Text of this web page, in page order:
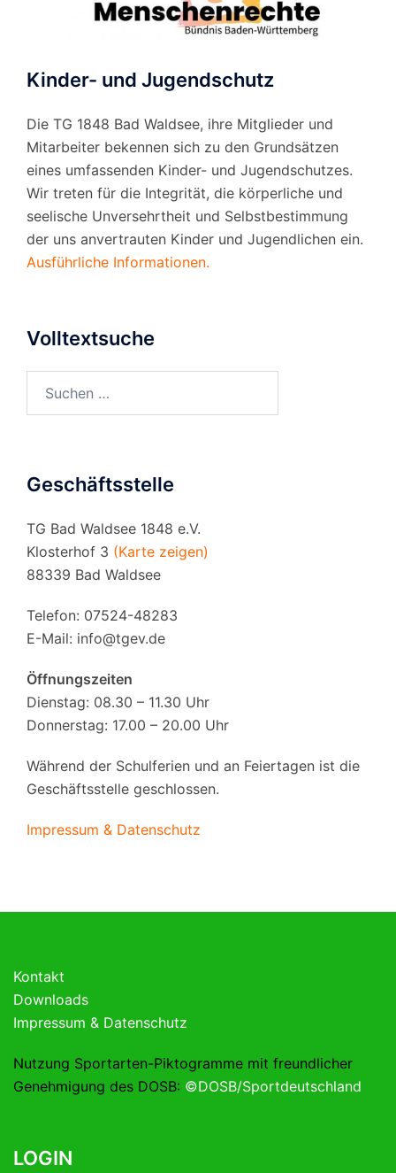
Kinder- und Jugendschutz
Die TG 1848 Bad Waldsee, ihre Mitglieder und
Mitarbeiter bekennen sich zu den Grundsätzen
eines umfassenden Kinder- und Jugendschutzes.
Wir treten für die Integrität, die körperliche und
seelische Unversehrtheit und Selbstbestimmung
der uns anvertrauten Kinder und Jugendlichen ein.
Ausführliche Informationen.
Volltextsuche
Geschäftsstelle
TG Bad Waldsee 1848 e.V.
Klosterhof 3 (Karte zeigen)
88339 Bad Waldsee
Telefon: 07524-48283
E-Mail: info@tgev.de
Öffnungszeiten
Dienstag: 08.30 – 11.30 Uhr
Donnerstag: 17.00 – 20.00 Uhr
Während der Schulferien und an Feiertagen ist die
Geschäftsstelle geschlossen.
Impressum & Datenschutz
Kontakt
Downloads
Impressum & Datenschutz
Nutzung Sportarten-Piktogramme mit freundlicher
Genehmigung des DOSB: ©DOSB/Sportdeutschland
LOGIN